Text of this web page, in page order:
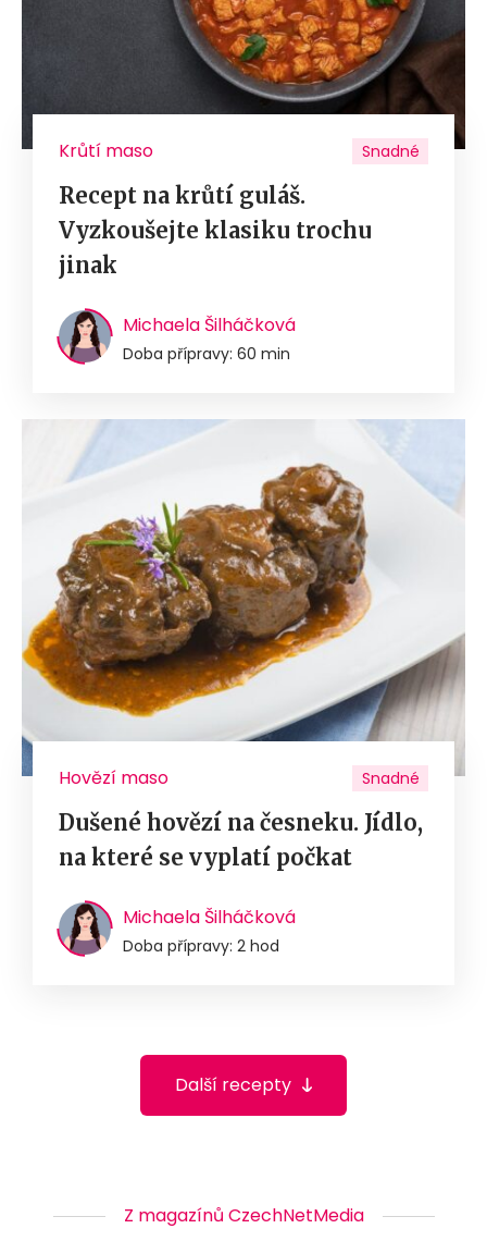
Krůtí maso Snadné
Recept na krůtí guláš.
Vyzkoušejte klasiku trochu
jinak
Michaela Šilháčková
Doba přípravy: 60 min
Hovězí maso Snadné
Dušené hovězí na česneku. Jídlo,
na které se vyplatí počkat
Michaela Šilháčková
Doba přípravy: 2 hod
Další recepty
Z magazínů CzechNetMedia